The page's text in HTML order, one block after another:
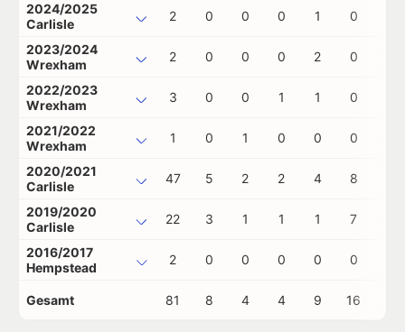
2024/2025
Carlisle
2 0 0 0 1 0
2023/2024
Wrexham
2 0 0 0 2 0
2022/2023
Wrexham
3 0 0 1 1 0
2021/2022
Wrexham
1 0 1 0 0 0
2020/2021
Carlisle
47 5 2 2 4 8
2019/2020
Carlisle
22 3 1 1 1 7
2016/2017
Hempstead
2 0 0 0 0 0
Gesamt 81 8 4 4 9 16